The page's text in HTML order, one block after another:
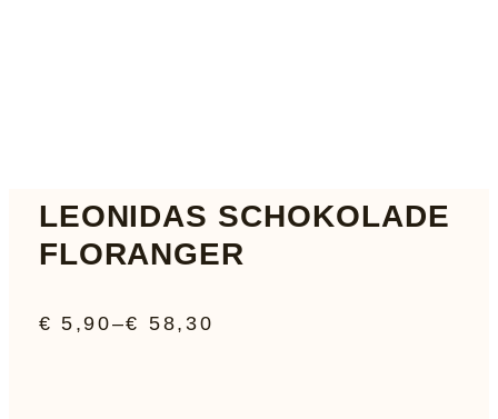
LEONIDAS SCHOKOLADE
FLORANGER
€ 5,90–€ 58,30
PREISSPANNE: